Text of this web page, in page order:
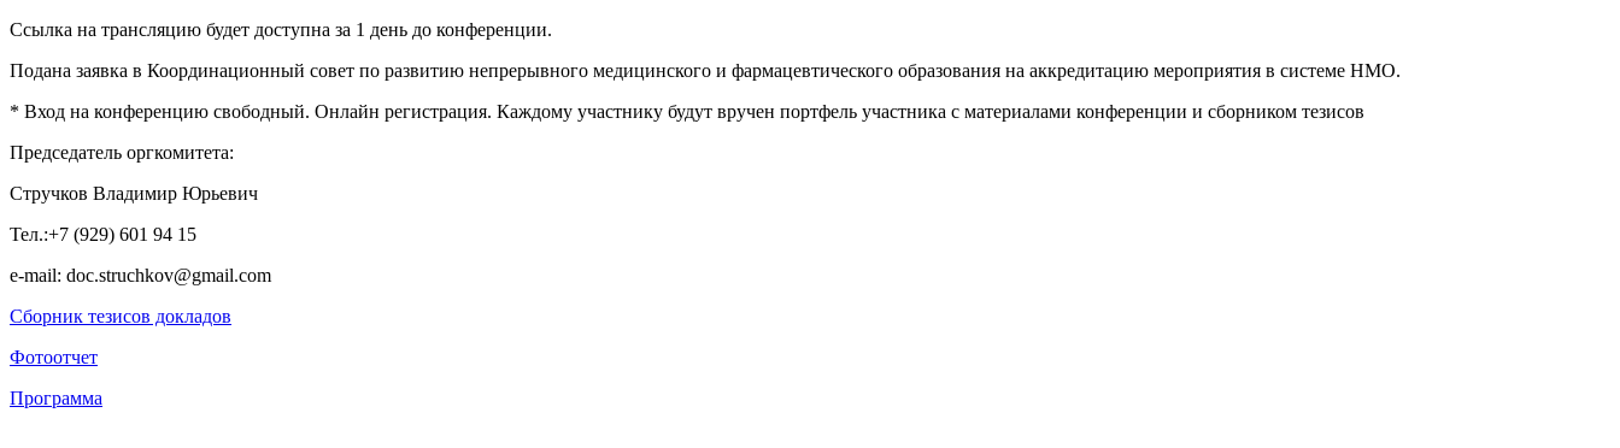
Ссылка на трансляцию будет доступна за 1 день до конференции.
Подана заявка в Координационный совет по развитию непрерывного медицинского и фармацевтического образования на аккредитацию мероприятия в системе НМО.
* Вход на конференцию свободный. Онлайн регистрация. Каждому участнику будут вручен портфель участника с материалами конференции и сборником тезисов
Председатель оргкомитета:
Стручков Владимир Юрьевич
Тел.:+7 (929) 601 94 15
e-mail: doc.struchkov@gmail.com
Сборник тезисов докладов
Фотоотчет
Программа